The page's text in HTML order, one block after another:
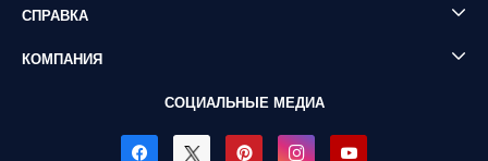
СПРАВКА
КОМПАНИЯ
СОЦИАЛЬНЫЕ МЕДИА